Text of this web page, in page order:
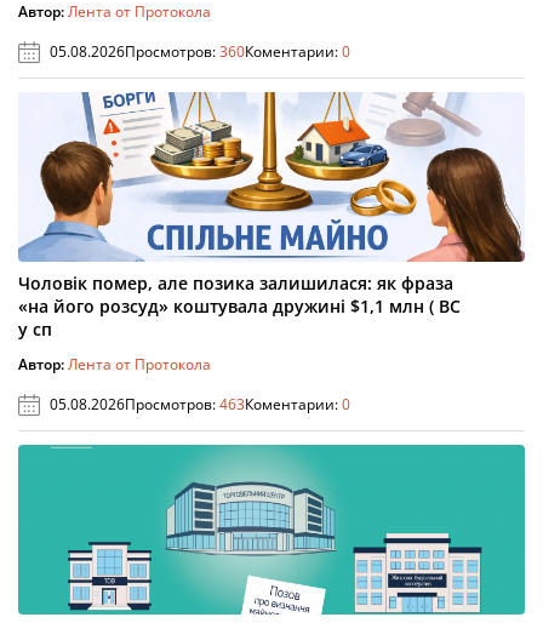
Автор:Лента от Протокола
05.08.2026Просмотров:360Коментарии:0
Чоловік помер, але позика залишилася: як фраза
«на його розсуд» коштувала дружині $1,1 млн ( ВС
у сп
Автор:Лента от Протокола
05.08.2026Просмотров:463Коментарии:0